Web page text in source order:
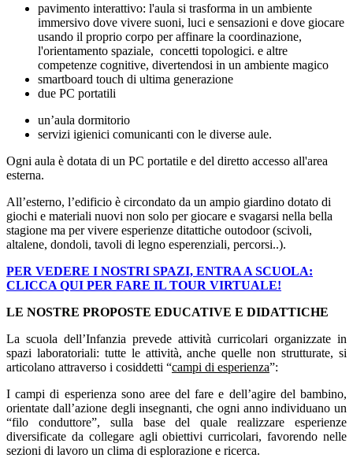
pavimento interattivo: l'aula si trasforma in un ambiente
immersivo dove vivere suoni, luci e sensazioni e dove giocare
usando il proprio corpo per affinare la coordinazione,
l'orientamento spaziale, concetti topologici. e altre
competenze cognitive, divertendosi in un ambiente magico
smartboard touch di ultima generazione
due PC portatili
un’aula dormitorio
servizi igienici comunicanti con le diverse aule.
Ogni aula è dotata di un PC portatile e del diretto accesso all'area
esterna.
All’esterno, l’edificio è circondato da un ampio giardino dotato di
giochi e materiali nuovi non solo per giocare e svagarsi nella bella
stagione ma per vivere esperienze ditattiche outodoor (scivoli,
altalene, dondoli, tavoli di legno esperenziali, percorsi..).
PER VEDERE I NOSTRI SPAZI, ENTRA A SCUOLA:
CLICCA QUI PER FARE IL TOUR VIRTUALE!
LE NOSTRE PROPOSTE EDUCATIVE E DIDATTICHE
La scuola dell’Infanzia prevede attività curricolari organizzate in
spazi laboratoriali: tutte le attività, anche quelle non strutturate, si
articolano attraverso i cosiddetti “campi di esperienza”:
I campi di esperienza sono aree del fare e dell’agire del bambino,
orientate dall’azione degli insegnanti, che ogni anno individuano un
“filo conduttore”, sulla base del quale realizzare esperienze
diversificate da collegare agli obiettivi curricolari, favorendo nelle
sezioni di lavoro un clima di esplorazione e ricerca.